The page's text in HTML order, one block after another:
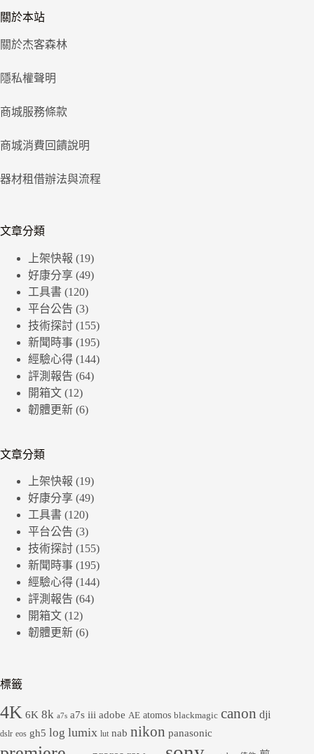
關於本站
關於杰客森林
隱私權聲明
商城服務條款
商城消費回饋說明
器材租借辦法與流程
文章分類
上架快報 (19)
好康分享 (49)
工具書 (120)
平台公告 (3)
技術探討 (155)
新聞時事 (195)
經驗心得 (144)
評測報告 (64)
開箱文 (12)
韌體更新 (6)
文章分類
上架快報 (19)
好康分享 (49)
工具書 (120)
平台公告 (3)
技術探討 (155)
新聞時事 (195)
經驗心得 (144)
評測報告 (64)
開箱文 (12)
韌體更新 (6)
標籤
4K 6K 8k a7s a7s iii adobe AE atomos blackmagic canon dji
dslr eos gh5 log lumix lut nab nikon panasonic